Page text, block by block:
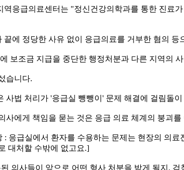
역응급의료센터는 "정신건강의학과를 통한 진료
에 정당한 사유 없이 응급의료를 거부한 혐의
보조금 지급을 중단한 행정처분과 다른 지역의
습니다.
사법 처리가 '응급실 뺑뺑이' 문제 해결에 걸림돌
사에게 책임을 묻는 것은 응급 의료 체계의 붕괴
: 응급실에서 환자를 수용하는 문제는 현장의 의
대처할 수밖에 없고요.]
의사들이 앞으로 어떤 형사 처분을 받게 될지,